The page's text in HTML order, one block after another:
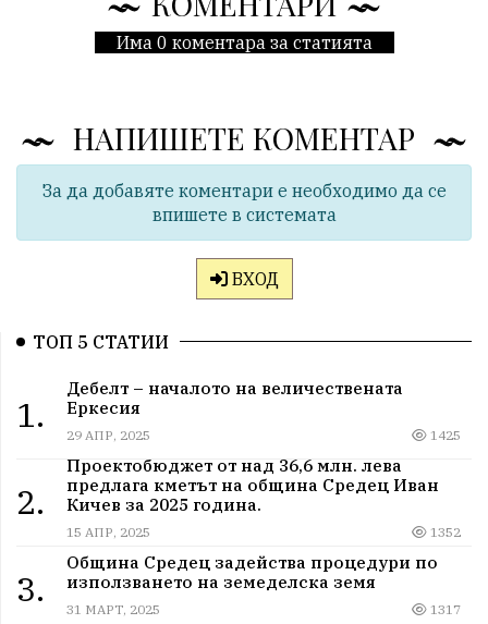
Има 0 коментара за статията
НАПИШЕТЕ КОМЕНТАР
За да добавяте коментари е необходимо да се
впишете в системата
ВХОД
ТОП 5 СТАТИИ
1.
Дебелт – началото на величествената
Еркесия
29 АПР, 2025 1425
2.
Проектобюджет от над 36,6 млн. лева
предлага кметът на община Средец Иван
Кичев за 2025 година.
15 АПР, 2025 1352
3.
Община Средец задейства процедури по
използването на земеделска земя
31 МАРТ, 2025 1317